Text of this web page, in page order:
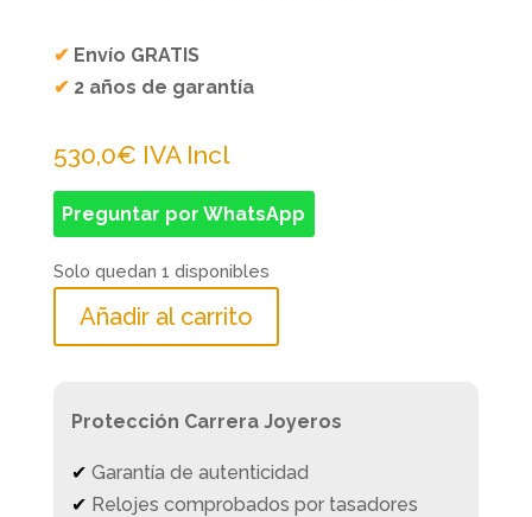
✔ Envío GRATIS
✔ 2 años de garantía
530,0€ IVA Incl
Preguntar por WhatsApp
Solo quedan 1 disponibles
Añadir al carrito
Protección Carrera Joyeros
✔ Garantía de autenticidad
✔ Relojes comprobados por tasadores